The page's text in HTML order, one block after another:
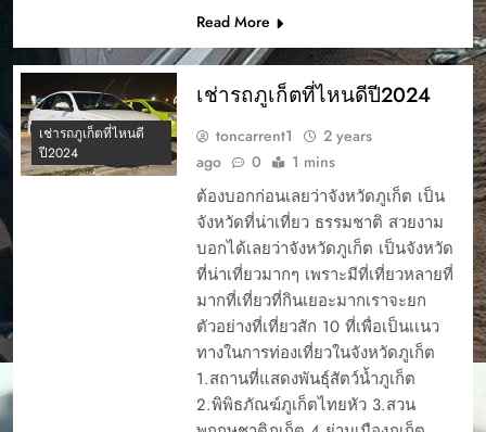
Read More
เช่ารถภูเก็ตที่ไหนดี
ปี2024
เช่ารถภูเก็ตที่ไหนดีปี2024
toncarrent1
2 years
ago
0 1 mins
ต้องบอกก่อนเลยว่าจังหวัดภูเก็ต เป็น
จังหวัดที่น่าเที่ยว ธรรมชาติ สวยงาม
บอกได้เลยว่าจังหวัดภูเก็ต เป็นจังหวัด
ที่น่าเที่ยวมากๆ เพราะมีที่เที่ยวหลายที่
มากที่เที่ยวที่กินเยอะมากเราจะยก
ตัวอย่างที่เที่ยวสัก 10 ที่เพื่อเป็นเเนว
ทางในการท่องเที่ยวในจังหวัดภูเก็ต
1.สถานที่แสดงพันธุ์สัตว์น้ำภูเก็ต
2.พิพิธภัณฆ์ภูเก็ตไทยหัว 3.สวน